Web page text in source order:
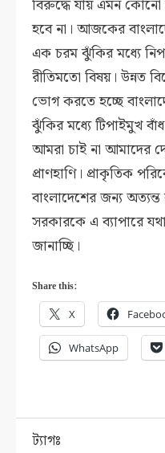
বিরুদ্ধে যায় এমন
হবে না। আজকের
এক চরম ঝুঁকির মধ্যে
রীতিমতো বিষয়। উন্নত
ভোগ করতে হচ্ছে
ঝুঁকির মধ্যে টিপাইমুখ
আমরা চাই না আমাদের
প্রাণহাণি। প্রাকৃতিক
বাংলাদেশের জন্য
সরকারকে এ ব্যাপারে
জানাচ্ছি।
Share this:
X
WhatsApp
ট্যাগঃ